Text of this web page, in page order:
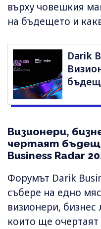
върху човешкия
на бъдещето и
Darik
Визионери,
чертаят
Business Radar
Форумът Darik
събере на едно
визионери,
които ще